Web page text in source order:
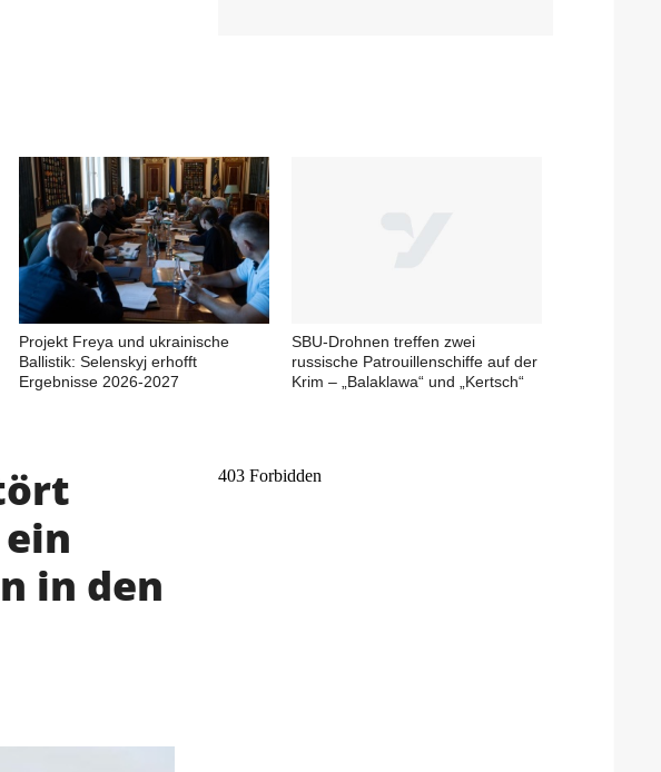
Projekt Freya und ukrainische
Ballistik: Selenskyj erhofft
Ergebnisse 2026-2027
SBU-Drohnen treffen zwei
russische Patrouillenschiffe auf der
Krim – „Balaklawa“ und „Kertsch“
in den